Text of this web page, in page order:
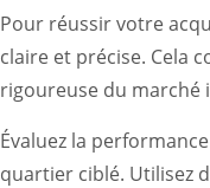
Pour réussir votre
claire et précise. Cela
rigoureuse du marché
Évaluez la
quartier ciblé. Utilisez